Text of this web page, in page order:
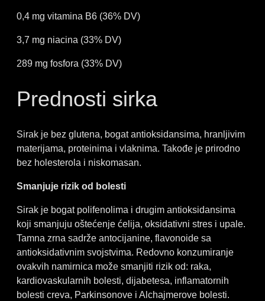
0,4 mg vitamina B6 (36% DV)
3,7 mg niacina (33% DV)
289 mg fosfora (33% DV)
Prednosti sirka
Sirak je bez glutena, bogat antioksidansima, hranljivim
materijama, proteinima i vlaknima. Takođe je prirodno
bez holesterola i niskomasan.
Smanjuje rizik od bolesti
Sirak je bogat polifenolima i drugim antioksidansima
koji smanjuju oštećenje ćelija, oksidativni stres i upale.
Tamna zrna sadrže antocijanine, flavonoide sa
antioksidativnim svojstvima. Redovno konzumiranje
ovakvih namirnica može smanjiti rizik od: raka,
kardiovaskularnih bolesti, dijabetesa, inflamatornih
bolesti creva, Parkinsonove i Alchajmerove bolesti.